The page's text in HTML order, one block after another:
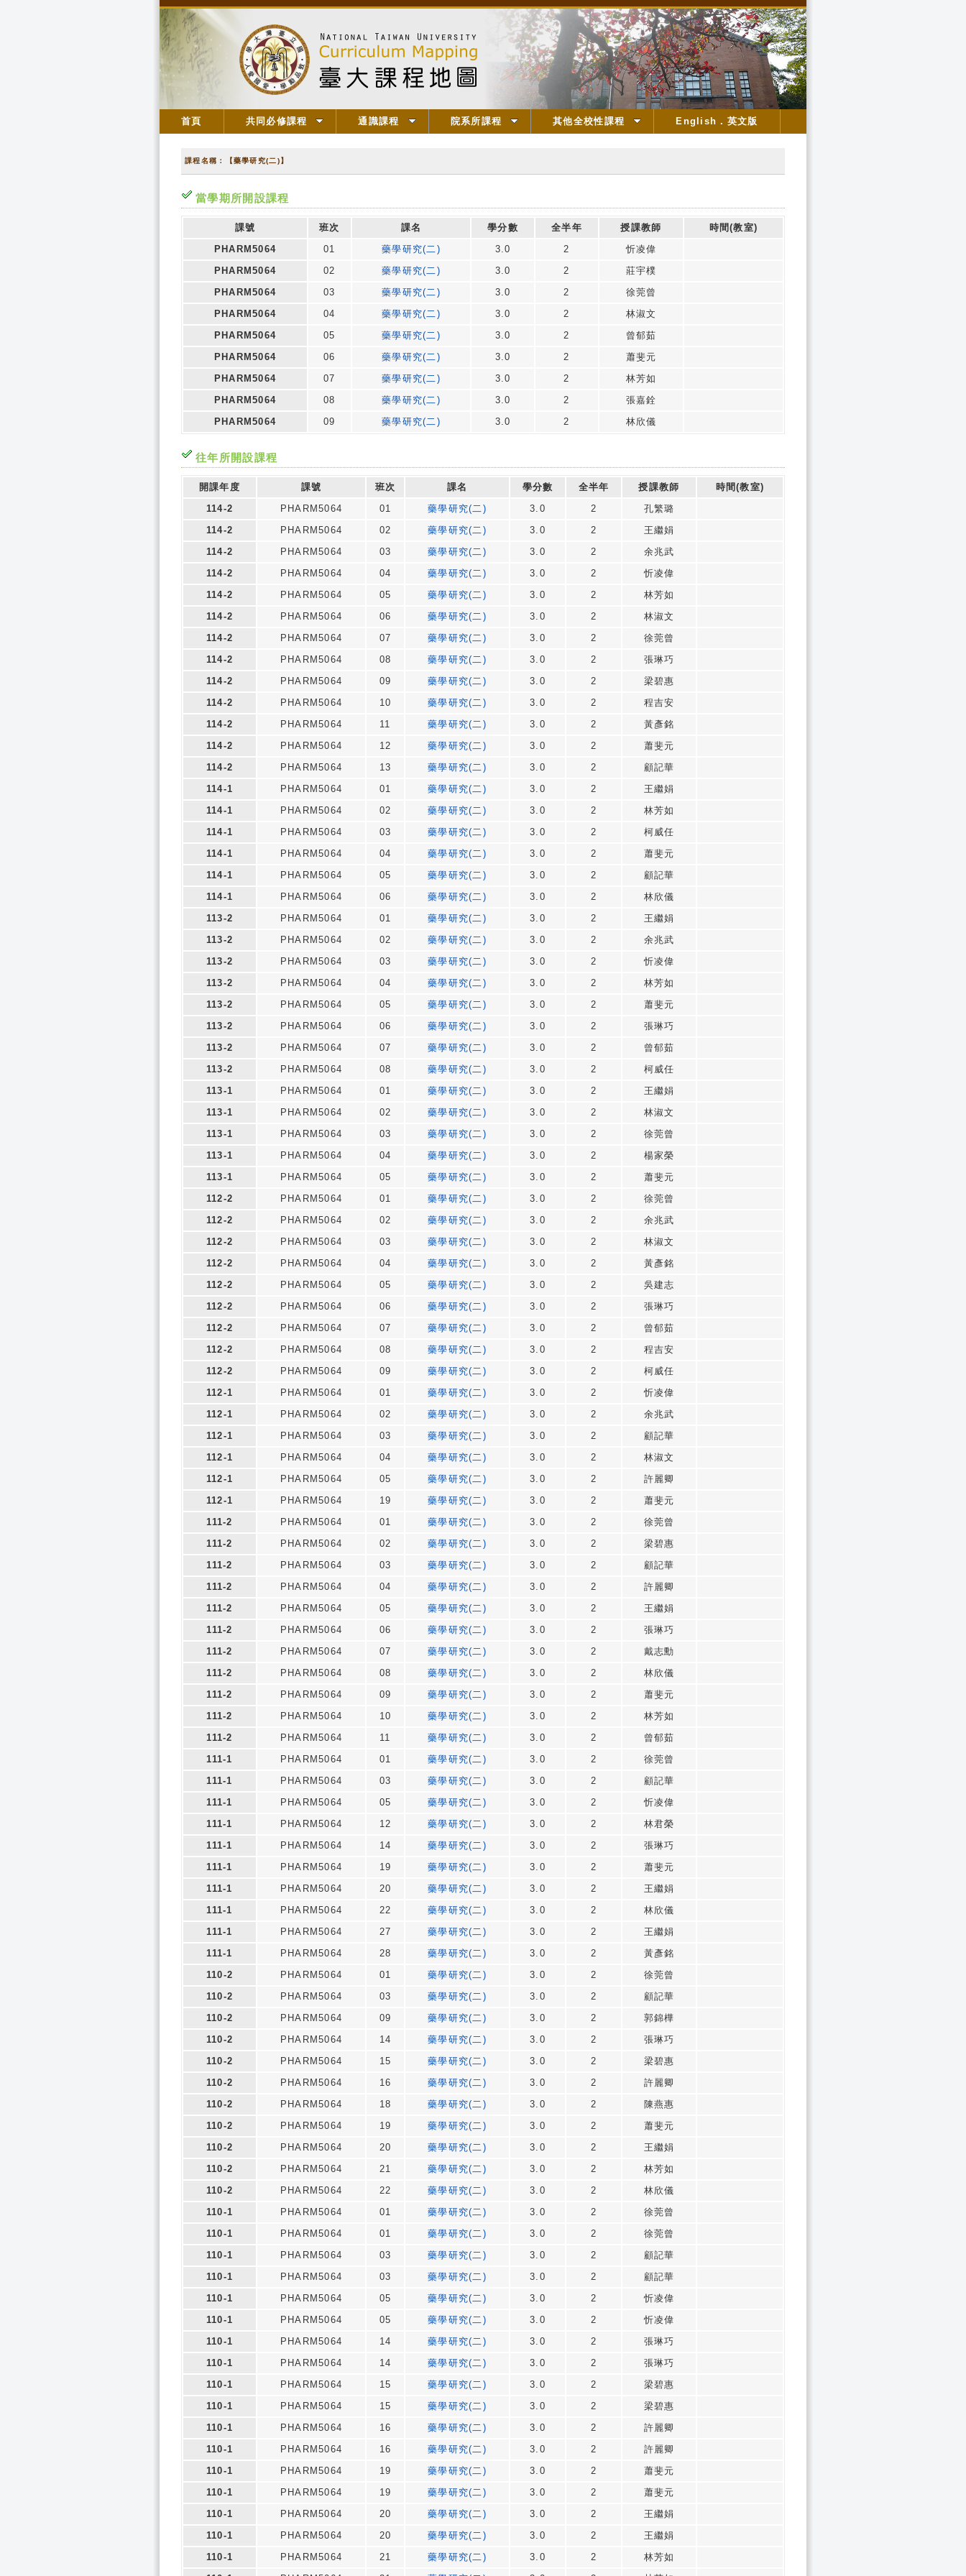
首頁 共同必修課程 通識課程 院系所課程 其他全校性課程 English．英文版
課程名稱：【藥學研究(二)】
當學期所開設課程
課號 班次 課名 學分數 全半年 授課教師
時間(教室)
PHARM5064
01 藥學研究(二) 3.0 2
忻凌偉
PHARM5064
02 藥學研究(二) 3.0 2
莊宇樸
PHARM5064
03 藥學研究(二) 3.0 2
徐莞曾
PHARM5064
04 藥學研究(二) 3.0 2
林淑文
PHARM5064
05 藥學研究(二) 3.0 2
曾郁茹
PHARM5064
06 藥學研究(二) 3.0 2
蕭斐元
PHARM5064
07 藥學研究(二) 3.0 2
林芳如
PHARM5064
08 藥學研究(二) 3.0 2
張嘉銓
PHARM5064
09 藥學研究(二) 3.0 2 林欣儀
往年所開設課程
開課年度 課號 班次 課名 學分數 全半年 授課教師
時間(教室)
114-2
PHARM5064 01 藥學研究(二) 3.0 2
孔繁璐
114-2
PHARM5064 02 藥學研究(二) 3.0 2
王繼娟
114-2
PHARM5064 03 藥學研究(二) 3.0 2
余兆武
114-2
PHARM5064 04 藥學研究(二) 3.0 2
忻凌偉
114-2
PHARM5064 05 藥學研究(二) 3.0 2
林芳如
114-2
PHARM5064 06 藥學研究(二) 3.0 2
林淑文
114-2
PHARM5064 07 藥學研究(二) 3.0 2
徐莞曾
114-2
PHARM5064 08 藥學研究(二) 3.0 2
張琳巧
114-2
PHARM5064 09 藥學研究(二) 3.0 2
梁碧惠
114-2
PHARM5064 10 藥學研究(二) 3.0 2
程吉安
114-2
PHARM5064 11 藥學研究(二) 3.0 2
黃彥銘
114-2
PHARM5064 12 藥學研究(二) 3.0 2
蕭斐元
114-2
PHARM5064 13 藥學研究(二) 3.0 2
顧記華
114-1
PHARM5064 01 藥學研究(二) 3.0 2
王繼娟
114-1
PHARM5064 02 藥學研究(二) 3.0 2
林芳如
114-1
PHARM5064 03 藥學研究(二) 3.0 2
柯威任
114-1
PHARM5064 04 藥學研究(二) 3.0 2
蕭斐元
114-1
PHARM5064 05 藥學研究(二) 3.0 2
顧記華
114-1
PHARM5064 06 藥學研究(二) 3.0 2
林欣儀
113-2
PHARM5064 01 藥學研究(二) 3.0 2
王繼娟
113-2
PHARM5064 02 藥學研究(二) 3.0 2
余兆武
113-2
PHARM5064 03 藥學研究(二) 3.0 2
忻凌偉
113-2
PHARM5064 04 藥學研究(二) 3.0 2
林芳如
113-2
PHARM5064 05 藥學研究(二) 3.0 2
蕭斐元
113-2
PHARM5064 06 藥學研究(二) 3.0 2
張琳巧
113-2
PHARM5064 07 藥學研究(二) 3.0 2
曾郁茹
113-2
PHARM5064 08 藥學研究(二) 3.0 2
柯威任
113-1
PHARM5064 01 藥學研究(二) 3.0 2
王繼娟
113-1
PHARM5064 02 藥學研究(二) 3.0 2
林淑文
113-1
PHARM5064 03 藥學研究(二) 3.0 2
徐莞曾
113-1
PHARM5064 04 藥學研究(二) 3.0 2
楊家榮
113-1
PHARM5064 05 藥學研究(二) 3.0 2
蕭斐元
112-2
PHARM5064 01 藥學研究(二) 3.0 2
徐莞曾
112-2
PHARM5064 02 藥學研究(二) 3.0 2
余兆武
112-2
PHARM5064 03 藥學研究(二) 3.0 2
林淑文
112-2
PHARM5064 04 藥學研究(二) 3.0 2
黃彥銘
112-2
PHARM5064 05 藥學研究(二) 3.0 2
吳建志
112-2
PHARM5064 06 藥學研究(二) 3.0 2
張琳巧
112-2
PHARM5064 07 藥學研究(二) 3.0 2
曾郁茹
112-2
PHARM5064 08 藥學研究(二) 3.0 2
程吉安
112-2
PHARM5064 09 藥學研究(二) 3.0 2
柯威任
112-1
PHARM5064 01 藥學研究(二) 3.0 2
忻凌偉
112-1
PHARM5064 02 藥學研究(二) 3.0 2
余兆武
112-1
PHARM5064 03 藥學研究(二) 3.0 2
顧記華
112-1
PHARM5064 04 藥學研究(二) 3.0 2
林淑文
112-1
PHARM5064 05 藥學研究(二) 3.0 2
許麗卿
112-1
PHARM5064 19 藥學研究(二) 3.0 2
蕭斐元
111-2
PHARM5064 01 藥學研究(二) 3.0 2
徐莞曾
111-2
PHARM5064 02 藥學研究(二) 3.0 2
梁碧惠
111-2
PHARM5064 03 藥學研究(二) 3.0 2
顧記華
111-2
PHARM5064 04 藥學研究(二) 3.0 2
許麗卿
111-2
PHARM5064 05 藥學研究(二) 3.0 2
王繼娟
111-2
PHARM5064 06 藥學研究(二) 3.0 2
張琳巧
111-2
PHARM5064 07 藥學研究(二) 3.0 2
戴志勳
111-2
PHARM5064 08 藥學研究(二) 3.0 2
林欣儀
111-2
PHARM5064 09 藥學研究(二) 3.0 2
蕭斐元
111-2
PHARM5064 10 藥學研究(二) 3.0 2
林芳如
111-2
PHARM5064 11 藥學研究(二) 3.0 2
曾郁茹
111-1
PHARM5064 01 藥學研究(二) 3.0 2
徐莞曾
111-1
PHARM5064 03 藥學研究(二) 3.0 2
顧記華
111-1
PHARM5064 05 藥學研究(二) 3.0 2
忻凌偉
111-1
PHARM5064 12 藥學研究(二) 3.0 2
林君榮
111-1
PHARM5064 14 藥學研究(二) 3.0 2
張琳巧
111-1
PHARM5064 19 藥學研究(二) 3.0 2
蕭斐元
111-1
PHARM5064 20 藥學研究(二) 3.0 2
王繼娟
111-1
PHARM5064 22 藥學研究(二) 3.0 2
林欣儀
111-1
PHARM5064 27 藥學研究(二) 3.0 2
王繼娟
111-1
PHARM5064 28 藥學研究(二) 3.0 2
黃彥銘
110-2
PHARM5064 01 藥學研究(二) 3.0 2
徐莞曾
110-2
PHARM5064 03 藥學研究(二) 3.0 2
顧記華
110-2
PHARM5064 09 藥學研究(二) 3.0 2
郭錦樺
110-2
PHARM5064 14 藥學研究(二) 3.0 2
張琳巧
110-2
PHARM5064 15 藥學研究(二) 3.0 2
梁碧惠
110-2
PHARM5064 16 藥學研究(二) 3.0 2
許麗卿
110-2
PHARM5064 18 藥學研究(二) 3.0 2
陳燕惠
110-2
PHARM5064 19 藥學研究(二) 3.0 2
蕭斐元
110-2
PHARM5064 20 藥學研究(二) 3.0 2
王繼娟
110-2
PHARM5064 21 藥學研究(二) 3.0 2
林芳如
110-2
PHARM5064 22 藥學研究(二) 3.0 2
林欣儀
110-1
PHARM5064 01 藥學研究(二) 3.0 2
徐莞曾
110-1
PHARM5064 01 藥學研究(二) 3.0 2
徐莞曾
110-1
PHARM5064 03 藥學研究(二) 3.0 2
顧記華
110-1
PHARM5064 03 藥學研究(二) 3.0 2
顧記華
110-1
PHARM5064 05 藥學研究(二) 3.0 2
忻凌偉
110-1
PHARM5064 05 藥學研究(二) 3.0 2
忻凌偉
110-1
PHARM5064 14 藥學研究(二) 3.0 2
張琳巧
110-1
PHARM5064 14 藥學研究(二) 3.0 2
張琳巧
110-1
PHARM5064 15 藥學研究(二) 3.0 2
梁碧惠
110-1
PHARM5064 15 藥學研究(二) 3.0 2
梁碧惠
110-1
PHARM5064 16 藥學研究(二) 3.0 2
許麗卿
110-1
PHARM5064 16 藥學研究(二) 3.0 2
許麗卿
110-1
PHARM5064 19 藥學研究(二) 3.0 2
蕭斐元
110-1
PHARM5064 19 藥學研究(二) 3.0 2
蕭斐元
110-1
PHARM5064 20 藥學研究(二) 3.0 2
王繼娟
110-1
PHARM5064 20 藥學研究(二) 3.0 2
王繼娟
110-1
PHARM5064 21 藥學研究(二) 3.0 2
林芳如